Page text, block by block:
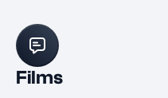
Films